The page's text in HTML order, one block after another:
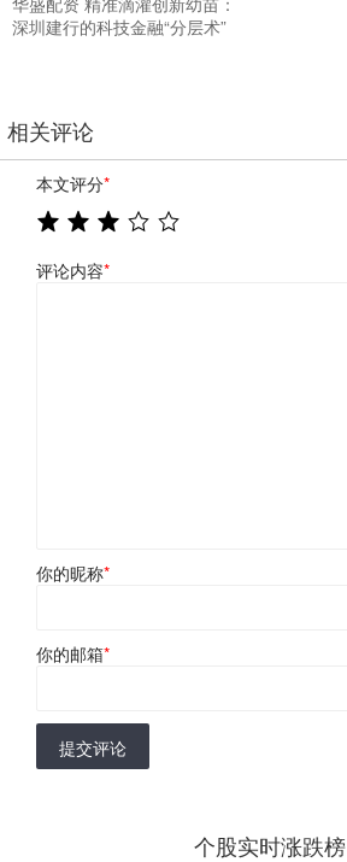
深圳建行的科技金融“分层术”
相关评论
本文评分*
评论内容*
你的昵称*
你的邮箱*
提交评论
个股实时涨跌榜